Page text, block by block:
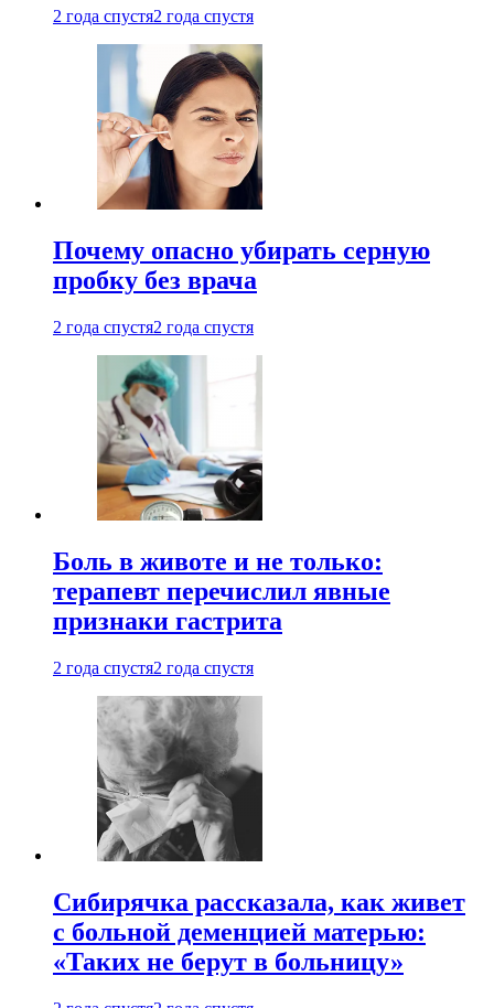
2 года спустя2 года спустя
Почему опасно убирать серную
пробку без врача
2 года спустя2 года спустя
Боль в животе и не только:
терапевт перечислил явные
признаки гастрита
2 года спустя2 года спустя
Сибирячка рассказала, как живет
с больной деменцией матерью:
«Таких не берут в больницу»